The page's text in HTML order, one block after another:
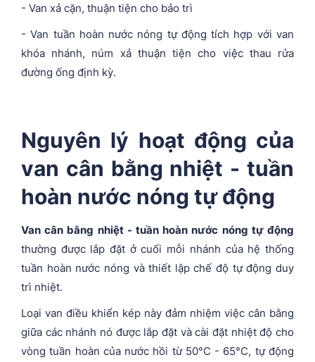
- Van xả cặn, thuận tiện cho bảo trì
- Van tuần hoàn nước nóng tự động tích hợp với van
khóa nhánh, núm xả thuận tiện cho việc thau rửa
đường ống định kỳ.
Nguyên lý hoạt động của
van cân bằng nhiệt - tuần
hoàn nước nóng tự động
Van cân bằng nhiệt - tuần hoàn nước nóng tự động
thường được lắp đặt ở cuối mỗi nhánh của hệ thống
tuần hoàn nước nóng và thiết lập chế độ tự động duy
trì nhiệt.
Loại van điều khiển kép này đảm nhiệm việc cân bằng
giữa các nhánh nó được lắp đặt và cài đặt nhiệt độ cho
vòng tuần hoàn của nước hồi từ 50°C - 65°C, tự động